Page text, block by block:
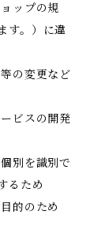
ップの規
す。）に違
の変更など
ビスの開発
別を識別で
るため
的のため